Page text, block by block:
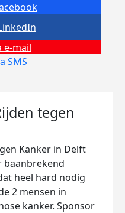
e-mail
SMS
tegen
Kanker in Delft
baanbrekend
heel hard nodig
2 mensen in
kanker. Sponsor